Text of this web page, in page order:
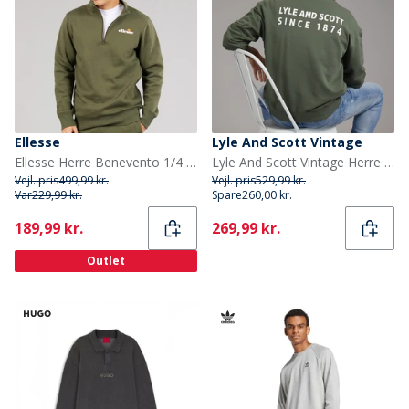
Ellesse
Ellesse Herre Benevento 1/4 Zip Sweatshirt Khaki
Vejl. pris499,99 kr.
Var229,99 kr.
Current
189,99 kr.
Outlet
Lyle And Scott Vintage
Lyle And Scott Vintage Herre Oversized 1874 Sweatshirt Cactus Green
Vejl. pris529,99 kr.
Spare260,00 kr.
Current
269,99 kr.